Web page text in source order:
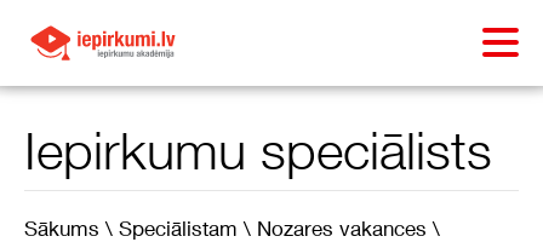
Iepirkumu speciālists
Sākums \ Speciālistam \ Nozares vakances \